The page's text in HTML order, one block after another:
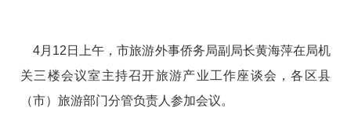
4月12日上午，市旅游外事侨务局副局长黄海萍在局机
关三楼会议室主持召开旅游产业工作座谈会，各区县
（市）旅游部门分管负责人参加会议。